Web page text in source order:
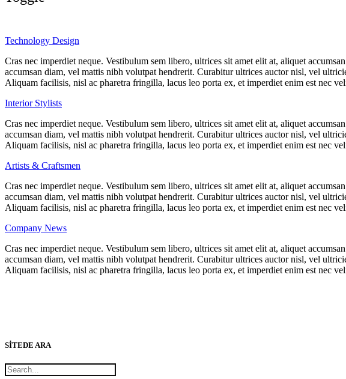
Technology Design
Cras nec imperdiet neque. Vestibulum sem libero, ultrices sit amet elit at, aliquet
accumsan diam, vel mattis nibh volutpat hendrerit. Curabitur ultrices auctor nisl, vel
Aliquam facilisis, nisl ac pharetra fringilla, lacus leo porta ex, et imperdiet enim est nec
Interior Stylists
Cras nec imperdiet neque. Vestibulum sem libero, ultrices sit amet elit at, aliquet
accumsan diam, vel mattis nibh volutpat hendrerit. Curabitur ultrices auctor nisl, vel
Aliquam facilisis, nisl ac pharetra fringilla, lacus leo porta ex, et imperdiet enim est nec
Artists & Craftsmen
Cras nec imperdiet neque. Vestibulum sem libero, ultrices sit amet elit at, aliquet
accumsan diam, vel mattis nibh volutpat hendrerit. Curabitur ultrices auctor nisl, vel
Aliquam facilisis, nisl ac pharetra fringilla, lacus leo porta ex, et imperdiet enim est nec
Company News
Cras nec imperdiet neque. Vestibulum sem libero, ultrices sit amet elit at, aliquet
accumsan diam, vel mattis nibh volutpat hendrerit. Curabitur ultrices auctor nisl, vel
Aliquam facilisis, nisl ac pharetra fringilla, lacus leo porta ex, et imperdiet enim est nec
SİTEDE ARA